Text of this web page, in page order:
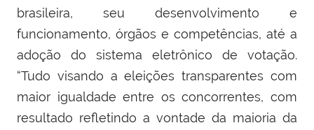
brasileira, seu desenvolvimento e
funcionamento, órgãos e competências, até a
adoção do sistema eletrônico de votação.
“Tudo visando a eleições transparentes com
maior igualdade entre os concorrentes, com
resultado refletindo a vontade da maioria da